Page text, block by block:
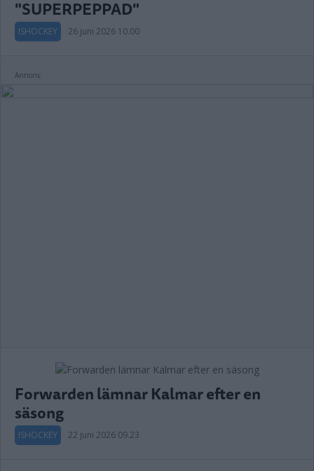
"SUPERPEPPAD"
ISHOCKEY 26 juni 2026 10.00
Annons:
Forwarden lämnar Kalmar efter en
säsong
ISHOCKEY 22 juni 2026 09.23